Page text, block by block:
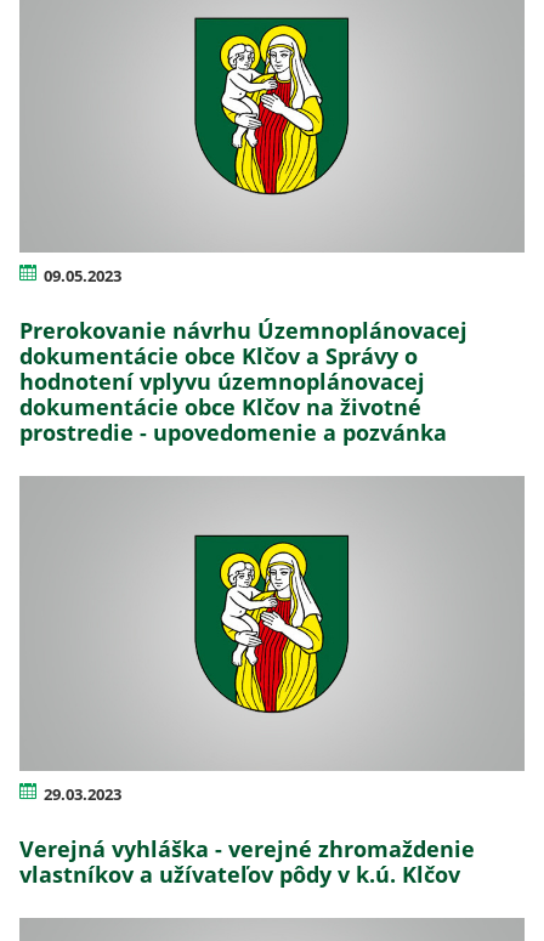
09.05.2023
Prerokovanie návrhu Územnoplánovacej
dokumentácie obce Klčov a Správy o
hodnotení vplyvu územnoplánovacej
dokumentácie obce Klčov na životné
prostredie - upovedomenie a pozvánka
29.03.2023
Verejná vyhláška - verejné zhromaždenie
vlastníkov a užívateľov pôdy v k.ú. Klčov